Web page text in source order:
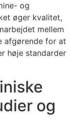
og
øger kvalitet,
mellem
afgørende for at
høje standarder
og